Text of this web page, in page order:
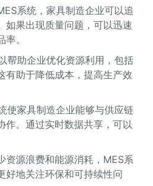
系统，家具制造企业可以追
如果出现质量问题，可以迅速
。
帮助企业优化资源利用，包括
有助于降低成本，提高生产效
使家具制造企业能够与供应链
作。通过实时数据共享，可以
资源浪费和能源消耗，MES系
好地关注环保和可持续性问